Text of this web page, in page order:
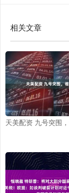
相关文章
天美配资 九号突围